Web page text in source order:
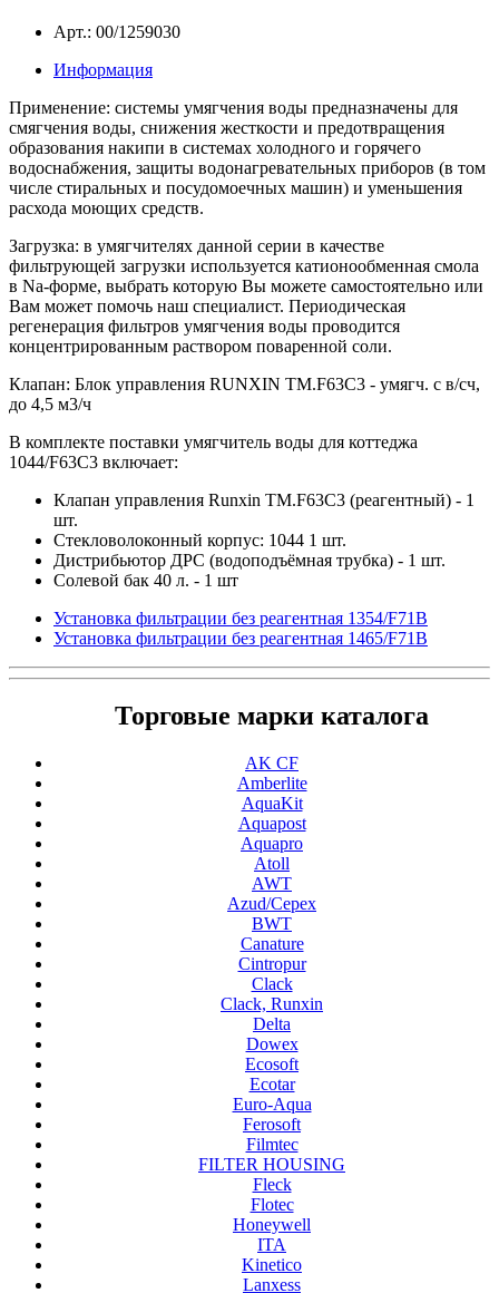
Арт.: 00/1259030
Информация
Применение: системы умягчения воды предназначены для
смягчения воды, снижения жесткости и предотвращения
образования накипи в системах холодного и горячего
водоснабжения, защиты водонагревательных приборов (в том
числе стиральных и посудомоечных машин) и уменьшения
расхода моющих средств.
Загрузка: в умягчителях данной серии в качестве
фильтрующей загрузки используется катионообменная смола
в Na-форме, выбрать которую Вы можете самостоятельно или
Вам может помочь наш специалист. Периодическая
регенерация фильтров умягчения воды проводится
концентрированным раствором поваренной соли.
Клапан: Блок управления RUNXIN TM.F63C3 - умягч. с в/сч,
до 4,5 м3/ч
В комплекте поставки умягчитель воды для коттеджа
1044/F63C3 включает:
Клапан управления Runxin TM.F63C3 (реагентный) - 1
шт.
Стекловолоконный корпус: 1044 1 шт.
Дистрибьютор ДРС (водоподъёмная трубка) - 1 шт.
Солевой бак 40 л. - 1 шт
Установка фильтрации без реагентная 1354/F71B
Установка фильтрации без реагентная 1465/F71B
Торговые марки каталога
AK CF
Amberlite
AquaKit
Aquapost
Aquapro
Atoll
AWT
Azud/Cepex
BWT
Canature
Cintropur
Clack
Clack, Runxin
Delta
Dowex
Ecosoft
Ecotar
Euro-Aqua
Ferosoft
Filmtec
FILTER HOUSING
Fleck
Flotec
Honeywell
ITA
Kinetico
Lanxess